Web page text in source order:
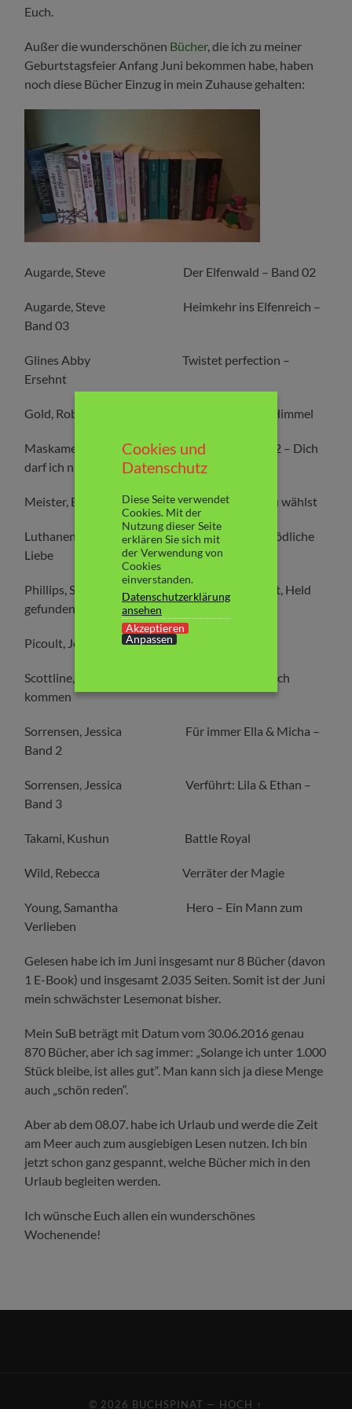
Euch.
Außer die wunderschönen Bücher, die ich zu meiner
Geburtstagsfeier Anfang Juni bekommen habe, haben
noch diese Bücher Einzug in mein Zuhause gehalten:
Augarde, Steve Der Elfenwald – Band 02
Augarde, Steve Heimkehr ins Elfenreich –
Band 03
Glines Abby Twistet perfection –
Ersehnt
Gold, Robin Mein Stück vom Himmel
Maskame, Estelle Dark Love Band 2 – Dich
darf ich nicht finden
Meister, Ellen Das Leben, das Du wählst
Luthanen, S. ; Oikkonen, M. Nymphs 1.2 – Tödliche
Liebe
Phillips, Susan Elizabeth Cottage gesucht, Held
gefunden
Picoult, Jodi Zerbrechlich
Scottline, Lisa Niemand sieht mich
kommen
Sorrensen, Jessica Für immer Ella & Micha –
Band 2
Sorrensen, Jessica Verführt: Lila & Ethan –
Band 3
Takami, Kushun Battle Royal
Wild, Rebecca Verräter der Magie
Young, Samantha Hero – Ein Mann zum
Verlieben
Gelesen habe ich im Juni insgesamt nur 8 Bücher (davon
1 E-Book) und insgesamt 2.035 Seiten. Somit ist der Juni
mein schwächster Lesemonat bisher.
Mein SuB beträgt mit Datum vom 30.06.2016 genau
870 Bücher, aber ich sag immer: „Solange ich unter 1.000
Stück bleibe, ist alles gut“. Man kann sich ja diese Menge
auch „schön reden“.
Aber ab dem 08.07. habe ich Urlaub und werde die Zeit
am Meer auch zum ausgiebigen Lesen nutzen. Ich bin
jetzt schon ganz gespannt, welche Bücher mich in den
Urlaub begleiten werden.
Ich wünsche Euch allen ein wunderschönes
Wochenende!
© 2026 BUCHSPINAT — HOCH ↑
Cookies und
Datenschutz
Diese Seite verwendet
Cookies. Mit der
Nutzung dieser Seite
erklären Sie sich mit
der Verwendung von
Cookies
einverstanden.
Datenschutzerklärung
ansehen
Akzeptieren
Anpassen